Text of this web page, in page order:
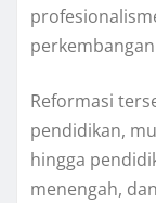
Reformasi
pendidikan,
hingga
menengah,